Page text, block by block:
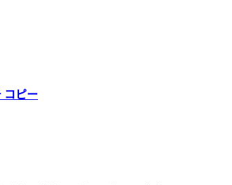
コピー